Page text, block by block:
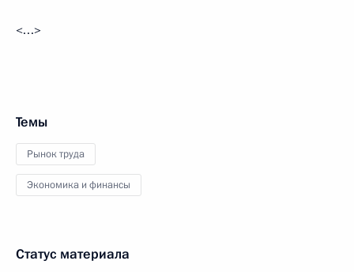
<…>
Темы
Рынок труда
Экономика и финансы
Статус материала